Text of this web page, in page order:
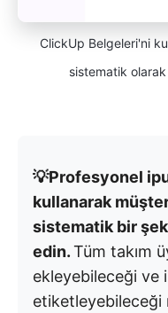
ClickUp Belgeleri'ni
sistematik
💡Profesyonel
kullanarak
sistematik bir
edin.Tüm takım
ekleyebileceği ve
etiketleyebileceği